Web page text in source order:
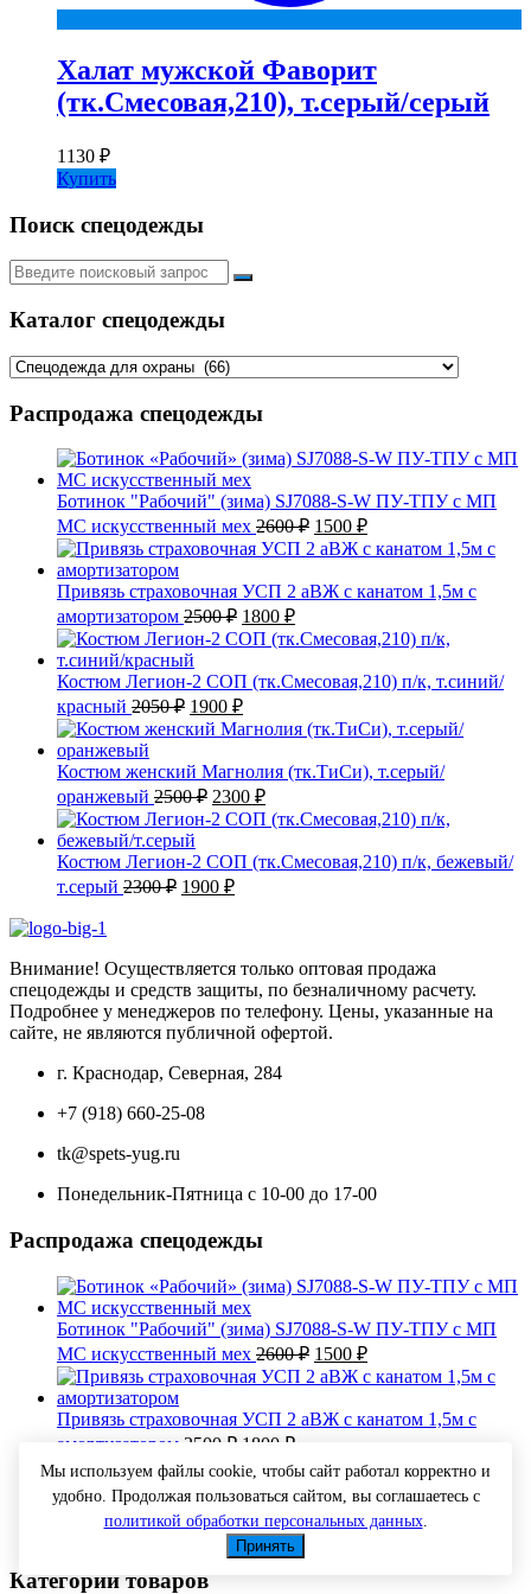
Халат мужской Фаворит
(тк.Смесовая,210), т.серый/серый
1130 ₽
Купить
Поиск спецодежды
Искать:
Каталог спецодежды
Распродажа спецодежды
Ботинок "Рабочий" (зима) SJ7088-S-W ПУ-ТПУ с МП
МС искусственный мех 2600₽ Первоначальная
цена
составляла
2600 ₽.
1500 ₽Текущая
цена:
Привязь страховочная УСП 2 аВЖ с канатом 1,5м с
амортизатором 2500₽ Первоначальная
цена
составляла
2500 ₽.
1800 ₽Текущая
цена:
Костюм Легион-2 СОП (тк.Смесовая,210) п/к, т.синий/
красный 2050₽ Первоначальная
цена
составляла
2050 ₽.
1900 ₽Текущая
цена:
Костюм женский Магнолия (тк.ТиСи), т.серый/
оранжевый 2500₽ Первоначальная
цена
составляла
2500 ₽.
2300 ₽Текущая
цена:
Костюм Легион-2 СОП (тк.Смесовая,210) п/к, бежевый/
т.серый 2300₽ Первоначальная
1900 ₽Текущая
Внимание! Осуществляется только оптовая продажа
спецодежды и средств защиты, по безналичному расчету.
Подробнее у менеджеров по телефону. Цены, указанные на
сайте, не являются публичной офертой.
г. Краснодар, Северная, 284
+7 (918) 660-25-08
tk@spets-yug.ru
Понедельник-Пятница с 10-00 до 17-00
Распродажа спецодежды
Ботинок "Рабочий" (зима) SJ7088-S-W ПУ-ТПУ с МП
МС искусственный мех 2600₽ Первоначальная
цена
составляла
2600 ₽.
1500 ₽Текущая
цена:
Привязь страховочная УСП 2 аВЖ с канатом 1,5м с
амортизатором 2500 ₽ Первоначальная
цена
составляла
2500 ₽.
1800 ₽Текущая
цена:
1800 ₽.
Костюм Легион-2 СОП (тк.Смесовая,210) п/к, т.синий/
красный 2050₽Первоначальная
1900₽Текущая
цена:
Категории товаров
Мы используем файлы cookie, чтобы сайт работал корректно и
удобно. Продолжая пользоваться сайтом, вы соглашаетесь с
политикой обработки персональных данных.
Принять